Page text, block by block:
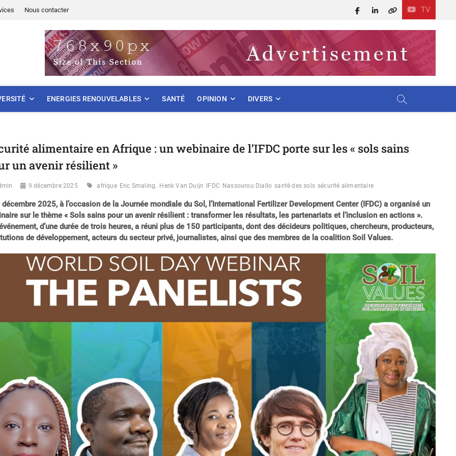
Nous contacter TV
Facebook
LinkedIn
X
ENERGIES RENOUVELABLES SANTÉ OPINION DIVERS
alimentaire en Afrique : un webinaire de l’IFDC porte sur les « sols sains
un avenir résilient »
9 décembre 2025 afrique Eric Smaling. Henk Van Duijn IFDC Nassourou Diallo santé des sols sécurité alimentaire
décembre 2025, à l’occasion de la Journée mondiale du Sol, l’International Fertilizer Development Center (IFDC) a organisé un
sur le thème « Sols sains pour un avenir résilient : transformer les résultats, les partenariats et l’inclusion en actions ».
d’une durée de trois heures, a réuni plus de 150 participants, dont des décideurs politiques, chercheurs, producteurs,
de développement, acteurs du secteur privé, journalistes, ainsi que des membres de la coalition Soil Values.